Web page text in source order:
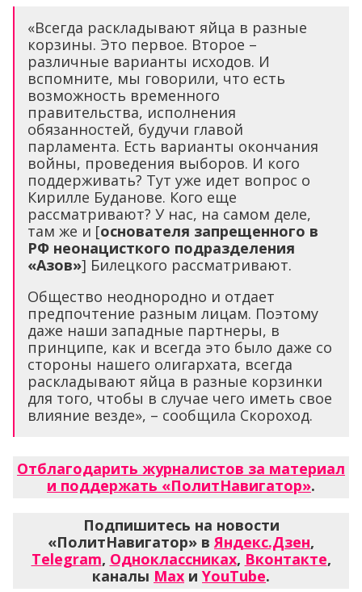
«Всегда раскладывают яйца в разные
корзины. Это первое. Второе –
различные варианты исходов. И
вспомните, мы говорили, что есть
возможность временного
правительства, исполнения
обязанностей, будучи главой
парламента. Есть варианты окончания
войны, проведения выборов. И кого
поддерживать? Тут уже идет вопрос о
Кирилле Буданове. Кого еще
рассматривают? У нас, на самом деле,
там же и [основателя запрещенного в
РФ неонацисткого подразделения
«Азов»] Билецкого рассматривают.
Общество неоднородно и отдает
предпочтение разным лицам. Поэтому
даже наши западные партнеры, в
принципе, как и всегда это было даже со
стороны нашего олигархата, всегда
раскладывают яйца в разные корзинки
для того, чтобы в случае чего иметь свое
влияние везде», – сообщила Скороход.
Отблагодарить журналистов за материал
и поддержать «ПолитНавигатор».
Подпишитесь на новости
«ПолитНавигатор» вЯндекс.Дзен,
Telegram, Одноклассниках, Вконтакте,
каналы Max и YouTube.